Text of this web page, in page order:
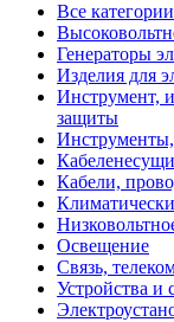
Все категории
Генераторы
Изделия для
Инструмент,
защиты
Инструменты,
Кабели,
Освещение
Связь,
Устройства и